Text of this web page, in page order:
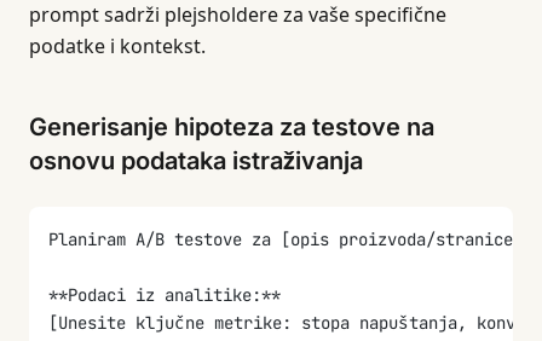
prompt sadrži plejsholdere za vaše specifične
podatke i kontekst.
Generisanje hipoteza za testove na
osnovu podataka istraživanja
Planiram A/B testove za [opis proizvoda/stranice].
**Podaci iz analitike:**
[Unesite ključne metrike: stopa napuštanja,